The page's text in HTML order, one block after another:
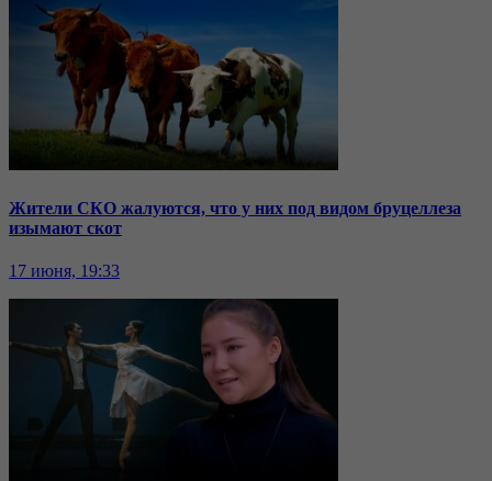
Жители СКО жалуются, что у них под видом бруцеллеза
изымают скот
17 июня, 19:33